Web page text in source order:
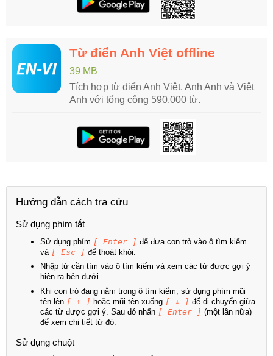
Từ điển Anh Việt offline
39 MB
Tích hợp từ điển Anh Việt, Anh Anh và Việt
Anh với tổng cộng 590.000 từ.
Hướng dẫn cách tra cứu
Sử dụng phím tắt
Sử dụng phím [ Enter ] để đưa con trỏ vào ô tìm kiếm
và [ Esc ] để thoát khỏi.
Nhập từ cần tìm vào ô tìm kiếm và xem các từ được gợi ý
hiện ra bên dưới.
Khi con trỏ đang nằm trong ô tìm kiếm, sử dụng phím mũi
tên lên [ ↑ ] hoặc mũi tên xuống [ ↓ ] để di chuyển giữa
các từ được gợi ý. Sau đó nhấn [ Enter ] (một lần nữa)
để xem chi tiết từ đó.
Sử dụng chuột